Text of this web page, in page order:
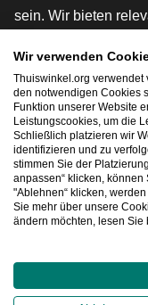
sein. Wir bieten
rechtlichen
eine eigene
Academy.
Schnelles
Wir verwenden
Thuiswinkel.org verwendet
den notwendigen Cookies
Funktion unserer Website
Leistungscookies, um die
Schließlich platzieren wir
identifizieren und zu
stimmen Sie der
anpassen“ klicken,
"Ablehnen“ klicken,
Sie mehr über unsere
ändern möchten, lesen